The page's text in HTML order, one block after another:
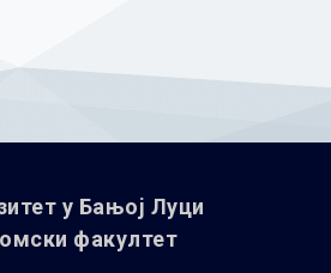
у Бањoj Луци
факултет